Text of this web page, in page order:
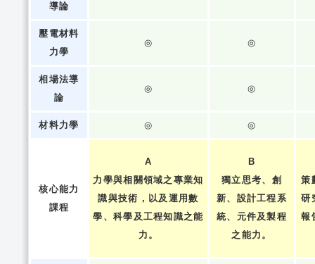
導論
壓電材料
力學
◎ ◎
相場法導
論
◎ ◎
材料力學 ◎ ◎
核心能力
課程
A
力學與相關領域之專業知
識與技術，以及運用數
學、科學及工程知識之能
力。
B
獨立思考、創
新、設計工程系
統、元件及製程
之能力。
策
研
報